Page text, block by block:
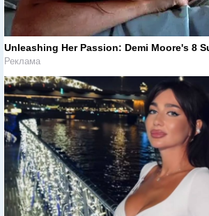
Unleashing Her Passion: Demi Moore's 8
Реклама